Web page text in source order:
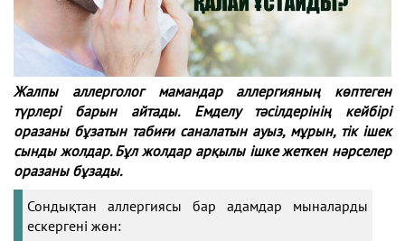
Жалпы аллерголог мамандар аллергияның көптеген
түрлері барын айтады. Емделу тәсілдерінің кейбірі
оразаны бұзатын табиғи саналатын ауыз, мұрын, тік ішек
сынды жолдар. Бұл жолдар арқылы ішке жеткен нәрселер
оразаны бұзады.
Сондықтан аллергиясы бар адамдар мыналарды
ескергені жөн: